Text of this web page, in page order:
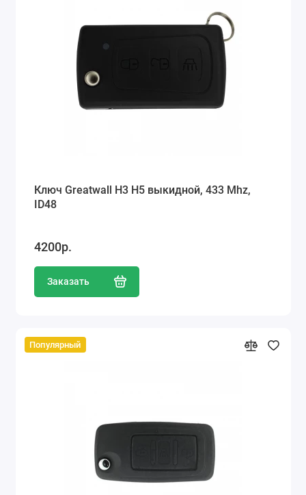
Ключ Greatwall H3 H5 выкидной, 433 Mhz,
ID48
4200р.
Заказать
Популярный